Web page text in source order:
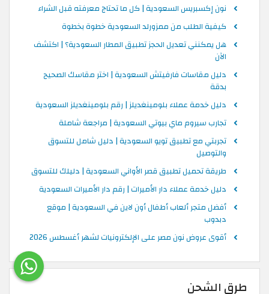
نون إكسبريس السعودية | كل ما تحتاج معرفته قبل الشراء
كيفية الطلب من ممزورلد السعودية خطوة بخطوة
هل يمكنني تعديل الحجز تطبيق المطار السعودية؟ | اكتشف
الآن
دليل مقاسات فارفيتش السعودية | اختر مقاسك الصحيح
بدقة
دليل خدمة عملاء بلومينغديلز | رقم بلومينغديلز السعودية
تجارب سيروم ماي بيوتي السعودية | مراجعة شاملة
تجربتي مع تطبيق تويو السعودية | دليل شامل للتسوق
والتوصيل
طريقة تحميل تطبيق قصر الأواني السعودية | دليلك للتسوق
دليل خدمة عملاء دار الأميرات | رقم دار الأميرات السعودية
أفضل متجر ألعاب أطفال أون لاين في السعودية | موقع
دبدوب
أقوى عروض نون مصر على الإلكترونيات لشهر أغسطس 2026
طرق الشحن